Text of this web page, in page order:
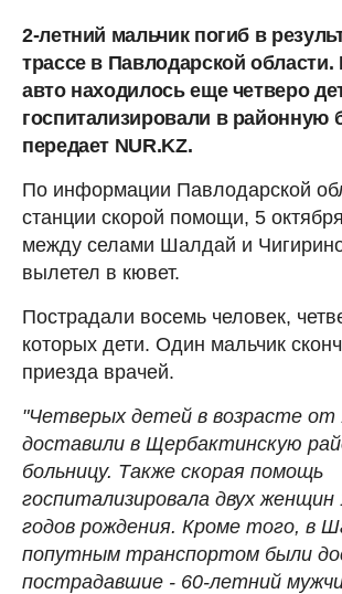
2-летний мальчик погиб в
трассе в Павлодарской области.
авто находилось еще четверо
госпитализировали в районную
передает NUR.KZ.
По информации Павлодарской
станции скорой помощи, 5
между селами Шалдай и
вылетел в кювет.
Пострадали восемь человек,
которых дети. Один мальчик
приезда врачей.
"Четверых детей в возрасте от
доставили в Щербактинскую
больницу. Также скорая помощь
госпитализировала двух женщин
годов рождения. Кроме того, в
попутным транспортом были
пострадавшие - 60-летний